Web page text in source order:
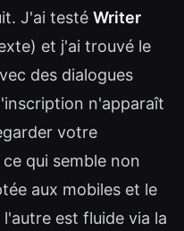
J'ai testé Writer
et j'ai trouvé le
des dialogues
n'apparaît
votre
qui semble non
aux mobiles et le
est fluide via la